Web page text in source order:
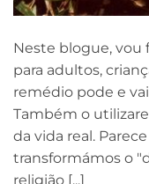
Neste blogue, vou
para adultos,
remédio pode e
Também o
da vida real.
transformámos o
religião [...]